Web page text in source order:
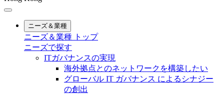
ニーズ＆業種
ニーズ＆業種 トップ
ニーズで探す
ITガバナンスの実現
海外拠点とのネットワークを構築したい
グローバル IT ガバナンス によるシナジー
の創出